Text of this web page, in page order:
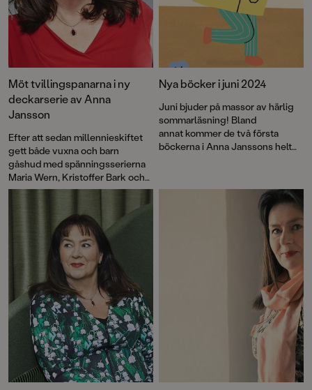
Möt tvillingspanarna i ny
deckarserie av Anna
Jansson
Efter att sedan millennieskiftet
gett både vuxna och barn
gåshud med spänningsserierna
Maria Wern, Kristoffer Bark och
inte minst Emil Wern, behöver
knappast deckarförfattaren Anna
Jansson någon närmare
presentation. Nu är hon tillbaka
med en ny serie för
lågstadiebarnen,
Tvillingspanarna.
Nya böcker i juni 2024
Juni bjuder på massor av härlig
sommarläsning! Bland
annat kommer de två första
böckerna i Anna Janssons helt
och Labolina, och vi njuter av två
oemotståndligt lekfulla
pekböcker av bildboksskaparen
Klara Persson. I Emma Bouvins
möter vi Ture som
skoldagen, och så träffar vi
Lukas som motvilligt ska
tillbringa sommaren hos sin
morfar i Oscar Danielssons
Surast i Ångermanland .